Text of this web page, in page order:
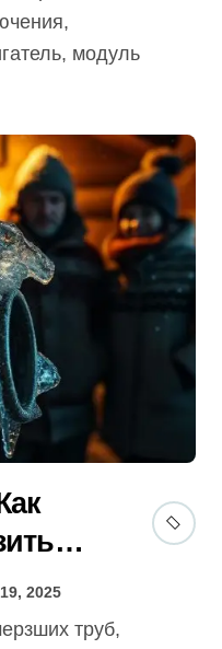
модуль
52025